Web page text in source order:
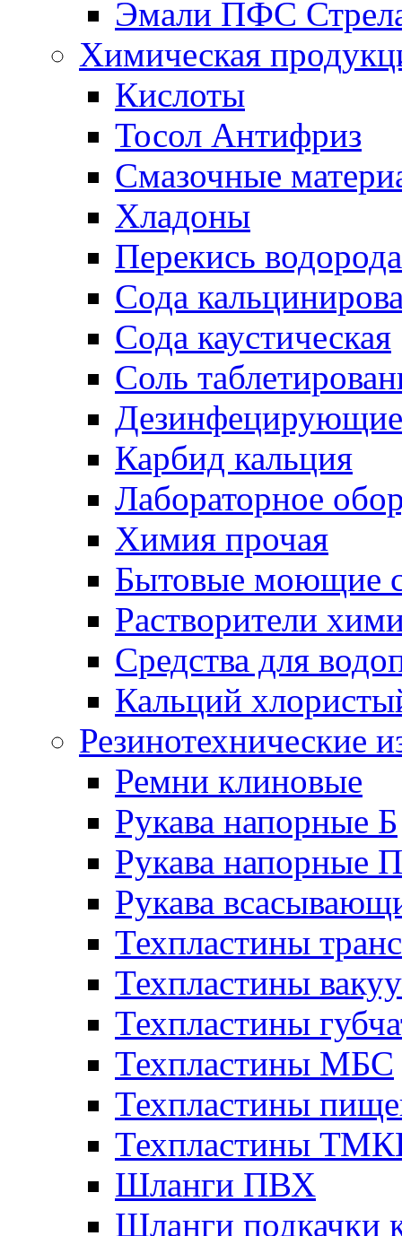
Эмали ПФС
Химическая
Кислоты
Тосол Антифриз
Смазочные
Хладоны
Перекись водорода
Сода
Сода каустическая
Соль
Дезинфецирующие
Карбид кальция
Лабораторное
Химия прочая
Бытовые моющие
Растворители
Средства для
Кальций
Резинотехнические
Ремни клиновые
Рукава напорные Б
Рукава напорные П
Рукава
Техпластины
Техпластины
Техпластины
Техпластины МБС
Техпластины
Техпластины
Шланги ПВХ
Шланги подкачки